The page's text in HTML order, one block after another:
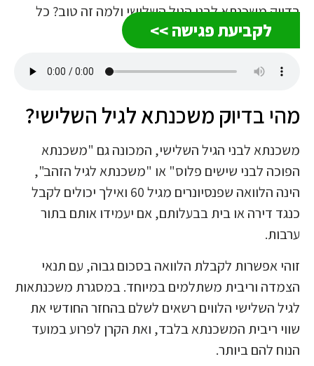
לקביעת פגישה >>
בדיוק משכנתא לבני הגיל השלישי ולמה זה טוב? כל
התשובות בשורות הבאות.
מהי בדיוק משכנתא לגיל השלישי?
משכנתא לבני הגיל השלישי, המכונה גם "משכנתא
הפוכה לבני שישים פלוס" או "משכנתא לגיל הזהב",
הינה הלוואה שפנסיונרים מגיל 60 ואילך יכולים לקבל
כנגד דירה או בית בבעלותם, אם יעמידו אותם בתור
ערבות.
זוהי אפשרות לקבלת הלוואה בסכום גבוה, עם תנאי
הצמדה וריבית משתלמים במיוחד. במסגרת משכנתאות
לגיל השלישי הלווים רשאים לשלם בהחזר החודשי את
שווי ריבית המשכנתא בלבד, ואת הקרן לפרוע במועד
הנוח להם ביותר.